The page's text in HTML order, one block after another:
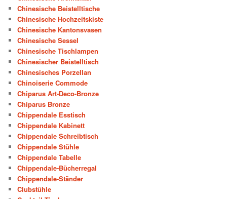
Chinesische Beistelltische
Chinesische Hochzeitskiste
Chinesische Kantonsvasen
Chinesische Sessel
Chinesische Tischlampen
Chinesischer Beistelltisch
Chinesisches Porzellan
Chinoiserie Commode
Chiparus Art-Deco-Bronze
Chiparus Bronze
Chippendale Esstisch
Chippendale Kabinett
Chippendale Schreibtisch
Chippendale Stühle
Chippendale Tabelle
Chippendale-Bücherregal
Chippendale-Ständer
Clubstühle